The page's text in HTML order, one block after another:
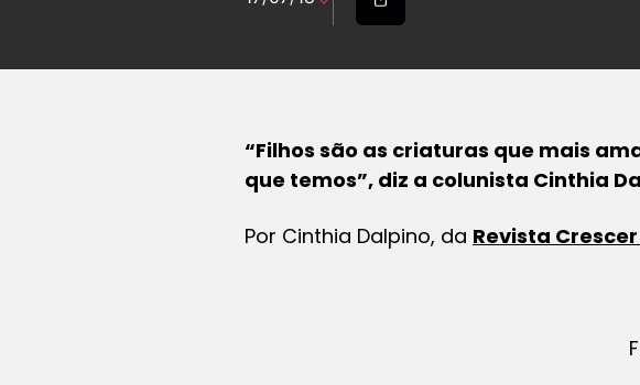
“Filhos são as criaturas que mais
que temos”, diz a colunista Cinthia
Por Cinthia Dalpino, da Revista Crescer